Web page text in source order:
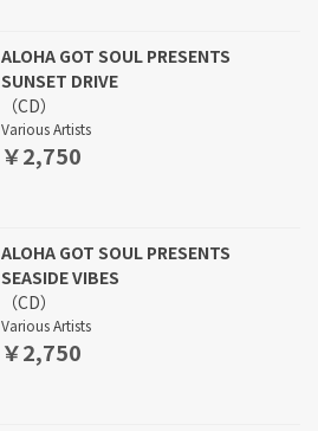
ALOHA GOT SOUL PRESENTS
SUNSET DRIVE
（CD）
Various Artists
￥2,750
ALOHA GOT SOUL PRESENTS
SEASIDE VIBES
（CD）
Various Artists
￥2,750